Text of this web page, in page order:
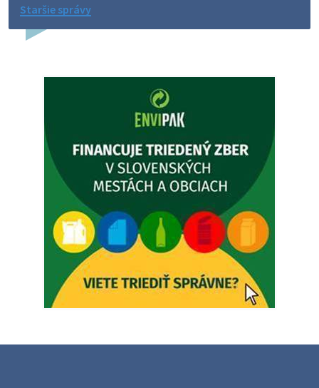
Dovolenka - MUDr. Marián Sivoň
budeZATVORENÁ z dôvodu čerpania dovolenky. Akútne
prípady bude riešiť MUDr.Fisch…
Zajtrajší zvoz odpadu
Vážený občan, zajtra 5. 8. sa bude zvážať komunálny odpad.
4. augusta 2026 15:30
Dnešný zvoz odpadu
Vážený občan, dnes 5. 8. sa zváža komunálny odpad.
5. augusta 2026 05:00
Staršie správy